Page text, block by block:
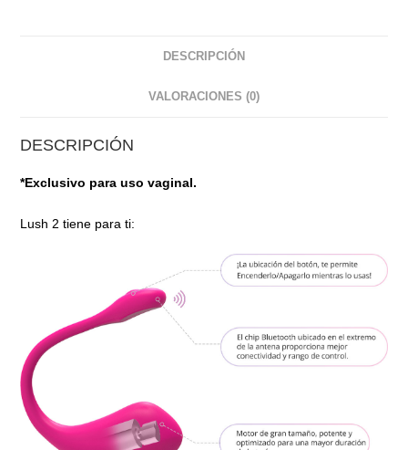
DESCRIPCIÓN
VALORACIONES (0)
DESCRIPCIÓN
*Exclusivo para uso vaginal.
Lush 2 tiene para ti: